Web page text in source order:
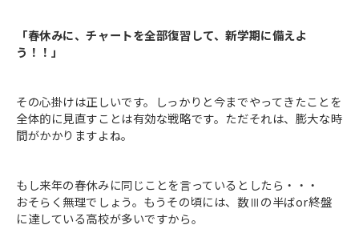
「春休みに、チャートを全部復習して、新学期に備えよ
う！！」
その心掛けは正しいです。しっかりと今までやってきたことを
全体的に見直すことは有効な戦略です。ただそれは、膨大な時
間がかかりますよね。
もし来年の春休みに同じことを言っているとしたら・・・
おそらく無理でしょう。もうその頃には、数Ⅲの半ばor終盤
に達している高校が多いですから。